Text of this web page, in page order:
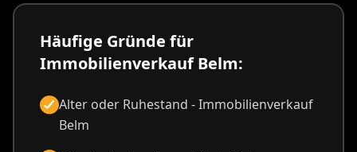
Häufige Gründe für
Immobilienverkauf Belm:
Alter oder Ruhestand - Immobilienverkauf
Belm